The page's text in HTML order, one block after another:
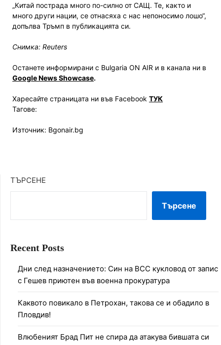
„Китай пострада много по-силно от САЩ. Те, както и
много други нации, се отнасяха с нас непоносимо лошо“,
допълва Тръмп в публикацията си.
Снимка: Reuters
Останете информирани с Bulgaria ON AIR и в канала ни в
Google News Showcase.
Харесайте страницата ни във Facebook ТУК
Тагове:
Източник: Bgonair.bg
ТЪРСЕНЕ
Търсене
Recent Posts
Дни след назначението: Син на ВСС кукловод от запис
с Гешев приютен във военна прокуратура
Каквото повикало в Петрохан, такова се и обадило в
Пловдив!
Влюбеният Брад Пит не спира да атакува бившата си